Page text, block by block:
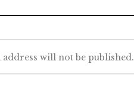
will not be published.